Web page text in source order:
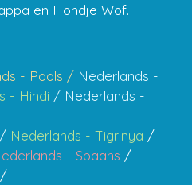
en Hondje Wof.
- Pools / Nederlands -
- Hindi / Nederlands -
Nederlands - Tigrinya /
- Spaans /
/